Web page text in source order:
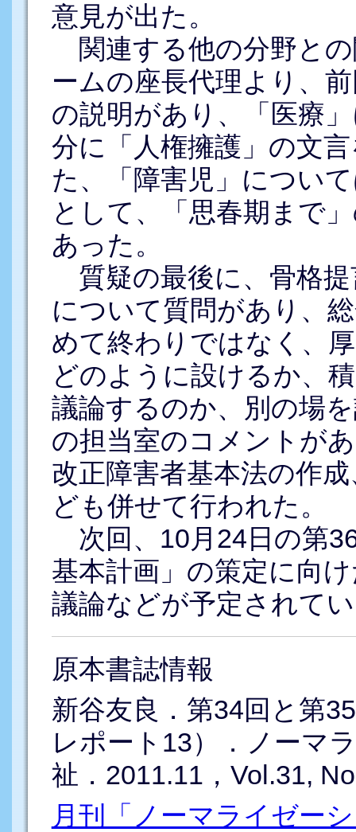
意見が出た。
関連する他の分野と
ームの座長代理より、
の説明があり、「医療
分に「人権擁護」の文
た、「障害児」につい
として、「思春期まで
あった。
質疑の最後に、骨格
について質問があり、
めて終わりではなく、
どのように設けるか、
議論するのか、別の場
の担当室のコメントが
改正障害者基本法の作
ども併せて行われた。
次回、10月24日の第
基本計画」の策定に向
議論などが予定されて
原本書誌情報
新谷友良．第34回と第
レポート13）．ノーマ
祉．2011.11，Vol.31,
月刊「ノーマライゼー